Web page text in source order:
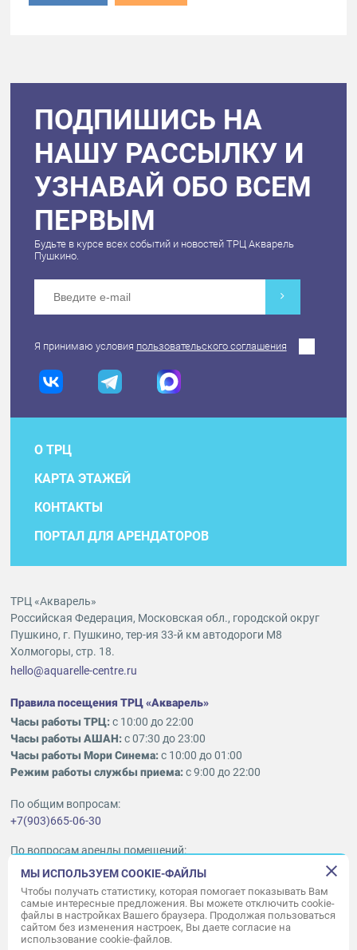
ПОДПИШИСЬ НА
НАШУ РАССЫЛКУ И
УЗНАВАЙ ОБО ВСЕМ
ПЕРВЫМ
Будьте в курсе всех событий и новостей ТРЦ Акварель
Пушкино.
Я принимаю условия пользовательского соглашения
О ТРЦ
КАРТА ЭТАЖЕЙ
КОНТАКТЫ
ПОРТАЛ ДЛЯ АРЕНДАТОРОВ
ТРЦ «Акварель»
Российская Федерация, Московская обл., городской округ
Пушкино, г. Пушкино, тер-ия 33-й км автодороги М8
Холмогоры, стр. 18.
hello@aquarelle-centre.ru
Правила посещения ТРЦ «Акварель»
Часы работы ТРЦ:с 10:00 до 22:00
Часы работы АШАН:с 07:30 до 23:00
Часы работы Мори Синема:с 10:00 до 01:00
Режим работы службы приема:с 9:00 до 22:00
По общим вопросам:
+7(903)665-06-30
По вопросам аренды помещений:
ukleykina@nhood.com
+7(903)665-98-78
© ООО «Акварель» 2010–2026.
Все права защищены
МЫ ИСПОЛЬЗУЕМ COOKIE-ФАЙЛЫ
Чтобы получать статистику, которая помогает показывать Вам
самые интересные предложения. Вы можете отключить cookie-
файлы в настройках Вашего браузера. Продолжая пользоваться
сайтом без изменения настроек, Вы даете согласие на
использование cookie-файлов.